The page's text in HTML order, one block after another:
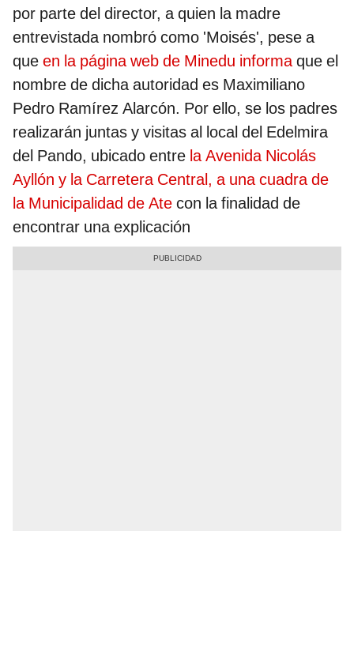
por parte del director, a quien la madre
entrevistada nombró como 'Moisés', pese a
que en la página web de Minedu informaque el
nombre de dicha autoridad es Maximiliano
Pedro Ramírez Alarcón. Por ello, se los padres
realizarán juntas y visitas al local del Edelmira
del Pando, ubicado entre la Avenida Nicolás
Ayllón y la Carretera Central, a una cuadra de
la Municipalidad de Ate con la finalidad de
encontrar una explicación